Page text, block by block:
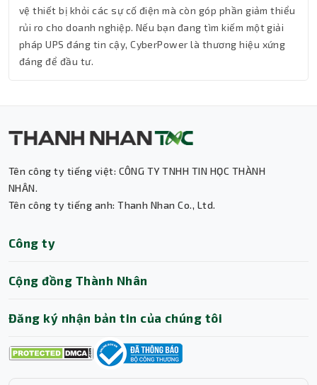
vệ thiết bị khỏi các sự cố điện mà còn góp phần giảm thiểu
rủi ro cho doanh nghiệp. Nếu bạn đang tìm kiếm một giải
pháp UPS đáng tin cậy, CyberPower là thương hiệu xứng
đáng để đầu tư.
Tên công ty tiếng việt: CÔNG TY TNHH TIN HỌC THÀNH
NHÂN.
Tên công ty tiếng anh: Thanh Nhan Co., Ltd.
Công ty
Cộng đồng Thành Nhân
Đăng ký nhận bản tin của chúng tôi
Trợ lý AI • Phản hồi tức thì